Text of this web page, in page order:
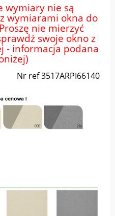
wymiary nie są
wymiarami okna do
nie mierzyć
swoje okno z
- informacja podana
Nr ref 3517ARPI66140